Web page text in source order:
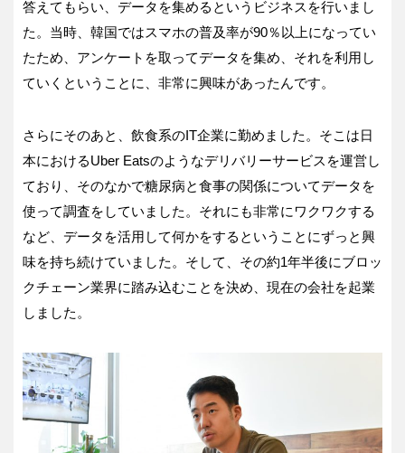
答えてもらい、データを集めるというビジネスを行いまし
た。当時、韓国ではスマホの普及率が90％以上になってい
たため、アンケートを取ってデータを集め、それを利用し
ていくということに、非常に興味があったんです。
さらにそのあと、飲食系のIT企業に勤めました。そこは日
本におけるUber Eatsのようなデリバリーサービスを運営し
ており、そのなかで糖尿病と食事の関係についてデータを
使って調査をしていました。それにも非常にワクワクする
など、データを活用して何かをするということにずっと興
味を持ち続けていました。そして、その約1年半後にブロッ
クチェーン業界に踏み込むことを決め、現在の会社を起業
しました。